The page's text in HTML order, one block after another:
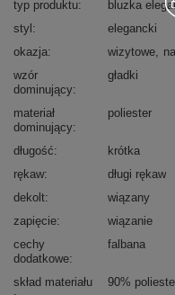
typ produktu
bluzka
styl
elegancki
okazja
wizytowe
wzór
dominujący
gładki
materiał
dominujący
poliester
długość
krótka
rękaw
długi rękaw
dekolt
wiązany
zapięcie
wiązanie
cechy
dodatkowe
falbana
skład materiału 90%